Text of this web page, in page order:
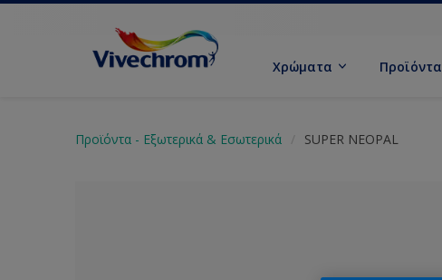
Χρώματα Προϊόντα
Προϊόντα - Εξωτερικά & Εσωτερικά SUPER NEOPAL